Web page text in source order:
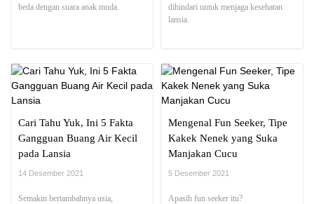
beda dengan suara anak muda.
dihindari untuk menjaga kesehatan
lansia.
Cari Tahu Yuk, Ini 5 Fakta
Gangguan Buang Air Kecil
pada Lansia
14 Desember 2021
Semakin bertambahnya usia,
Mengenal Fun Seeker, Tipe
Kakek Nenek yang Suka
Manjakan Cucu
5 Desember 2021
Apasih fun seeker itu?